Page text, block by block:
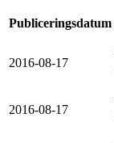
Publiceringsdatum
2016-08-17
2016-08-17